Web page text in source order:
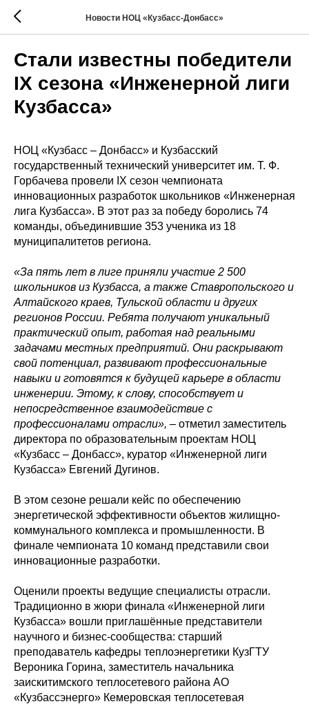
Новости НОЦ «Кузбасс-Донбасс»
Стали известны победители
IX сезона «Инженерной лиги
Кузбасса»
НОЦ «Кузбасс – Донбасс» и Кузбасский
государственный технический университет им. Т. Ф.
Горбачева провели IX сезон чемпионата
инновационных разработок школьников «Инженерная
лига Кузбасса». В этот раз за победу боролись 74
команды, объединившие 353 ученика из 18
муниципалитетов региона.
«За пять лет в лиге приняли участие 2 500
школьников из Кузбасса, а также Ставропольского и
Алтайского краев, Тульской области и других
регионов России. Ребята получают уникальный
практический опыт, работая над реальными
задачами местных предприятий. Они раскрывают
свой потенциал, развивают профессиональные
навыки и готовятся к будущей карьере в области
инженерии. Этому, к слову, способствует и
непосредственное взаимодействие с
профессионалами отрасли», – отметил заместитель
директора по образовательным проектам НОЦ
«Кузбасс – Донбасс», куратор «Инженерной лиги
Кузбасса» Евгений Дугинов.
В этом сезоне решали кейс по обеспечению
энергетической эффективности объектов жилищно-
коммунального комплекса и промышленности. В
финале чемпионата 10 команд представили свои
инновационные разработки.
Оценили проекты ведущие специалисты отрасли.
Традиционно в жюри финала «Инженерной лиги
Кузбасса» вошли приглашённые представители
научного и бизнес-сообщества: старший
преподаватель кафедры теплоэнергетики КузГТУ
Вероника Горина, заместитель начальника
заискитимского теплосетевого района АО
«Кузбассэнерго» Кемеровская теплосетевая